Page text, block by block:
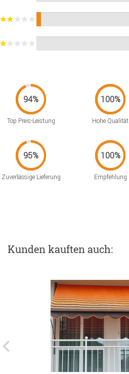
Top Preis-Leistung Hohe Qualität
Zuverlässige Lieferung Empfehlung
Kunden kauften auch: